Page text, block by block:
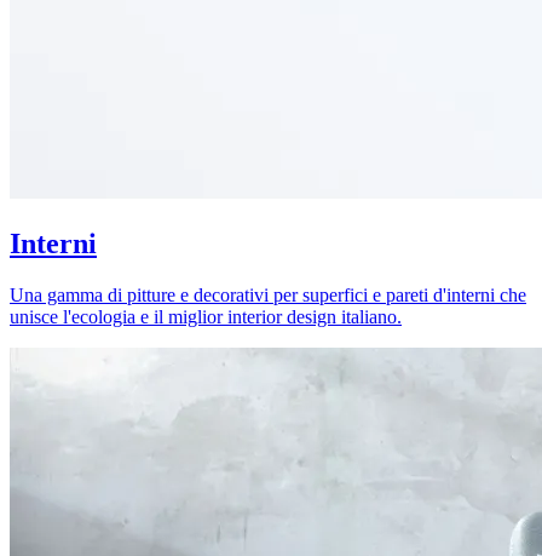
Interni
Una gamma di pitture e decorativi per superfici e pareti d'interni che
unisce l'ecologia e il miglior interior design italiano.